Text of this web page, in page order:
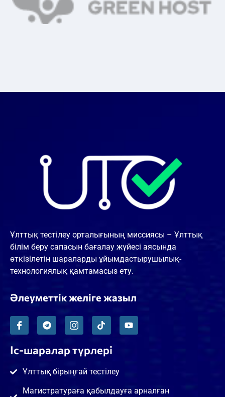
Ұлттық тестілеу орталығының миссиясы – Ұлттық
білім беру сапасын бағалау жүйесі аясында
өткізілетін шараларды ұйымдастырушылық-
технологиялық қамтамасыз ету.
Әлеуметтік желіге жазыл
Іс-шаралар түрлері
Ұлттық бірыңғай тестілеу
Магистратураға қабылдауға арналған